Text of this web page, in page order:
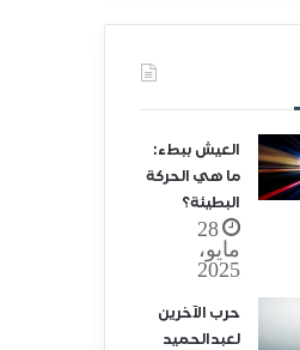
العيش ببطء:
ما هي الحركة
البطيئة؟
28
مايو،
2025
حرب الآخرين
لعبدالحميد